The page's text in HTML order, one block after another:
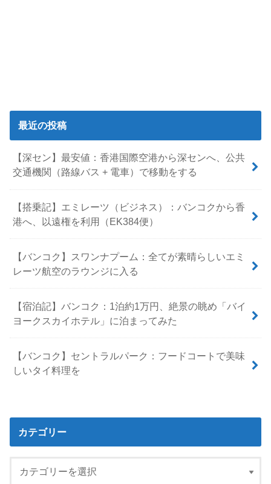
最近の投稿
【深セン】最安値：香港国際空港から深センへ、公共
交通機関（路線バス + 電車）で移動をする
【搭乗記】エミレーツ（ビジネス）：バンコクから香
港へ、以遠権を利用（EK384便）
【バンコク】スワンナプーム：全てが素晴らしいエミ
レーツ航空のラウンジに入る
【宿泊記】バンコク：1泊約1万円、絶景の眺め「バイ
ヨークスカイホテル」に泊まってみた
【バンコク】セントラルパーク：フードコートで美味
しいタイ料理を
カテゴリー